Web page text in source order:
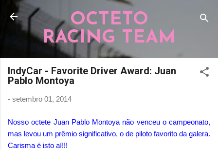
Pular para o conteúdo principal
OCTETO
RACING TEAM
IndyCar - Favorite Driver Award: Juan
Pablo Montoya
- setembro 01, 2014
Nosso octete Juan Pablo Montoya não venceu o campeonato,
mas levou um prêmio significativo, o de piloto favorito da galera.
Carisma é isto aí!!!